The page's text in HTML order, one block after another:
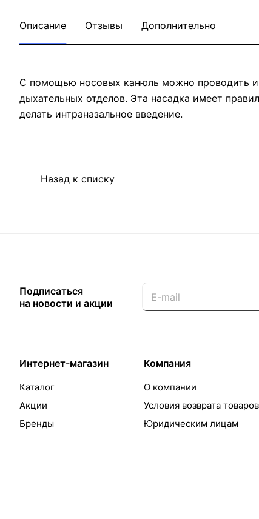
Описание Отзывы Дополнительно
С помощью носовых канюль можно проводить
дыхательных отделов. Эта насадка имеет
делать интраназальное введение.
Назад к списку
Подписаться
на новости и акции
Интернет-магазин
Каталог
Акции
Бренды
Компания
О компании
Условия возврата товаров
Юридическим лицам